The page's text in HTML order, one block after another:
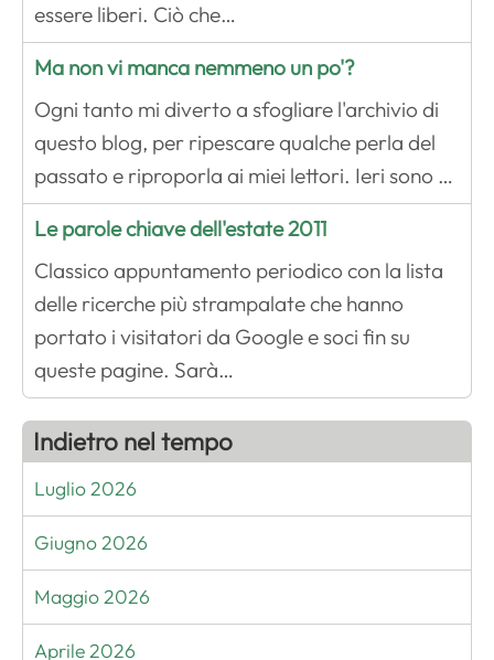
essere liberi. Ciò che…
Ma non vi manca nemmeno un po'?
Ogni tanto mi diverto a sfogliare l'archivio di
questo blog, per ripescare qualche perla del
passato e riproporla ai miei lettori. Ieri sono …
Le parole chiave dell'estate 2011
Classico appuntamento periodico con la lista
delle ricerche più strampalate che hanno
portato i visitatori da Google e soci fin su
queste pagine. Sarà…
Indietro nel tempo
Luglio 2026
Giugno 2026
Maggio 2026
Aprile 2026